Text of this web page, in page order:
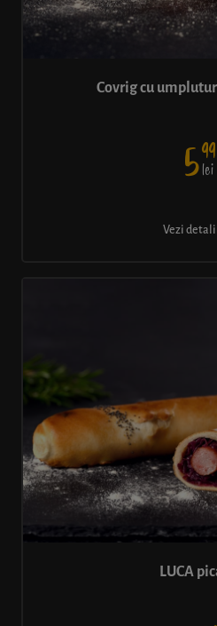
Covrig cu
599
lei
Vezi
LUCA